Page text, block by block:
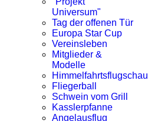
Universum"
Tag der offenen Tür
Europa Star Cup
Vereinsleben
Mitglieder &
Modelle
Himmelfahrtsflugschau
Fliegerball
Schwein vom Grill
Kasslerpfanne
Angelausflug